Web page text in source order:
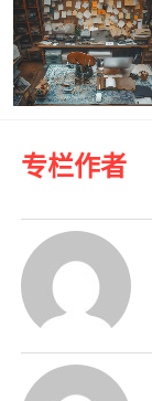
专栏作者